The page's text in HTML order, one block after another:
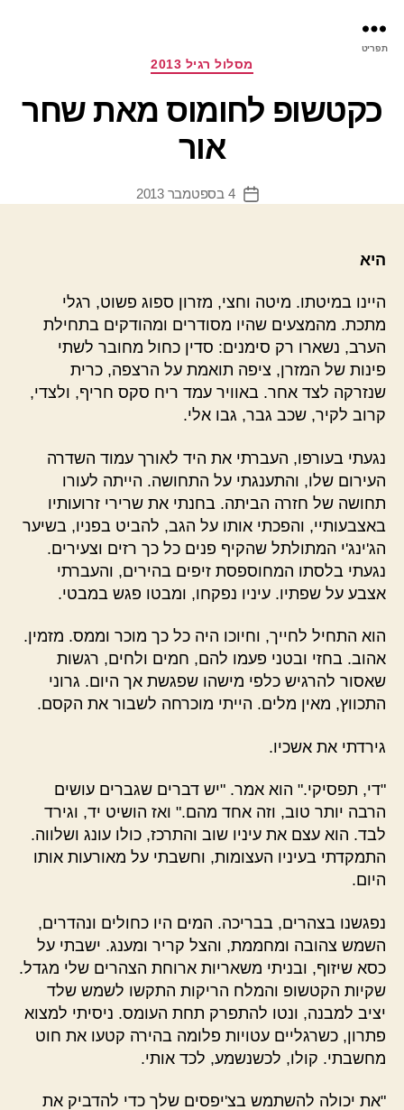
תפריט
קטגוריותמסלול רגיל 2013
כקטשופ לחומוס מאת שחר
אור
תאריך
4 בספטמבר 2013
היא
היינו במיטתו. מיטה וחצי, מזרון ספוג פשוט, רגלי
מתכת. מהמצעים שהיו מסודרים ומהודקים בתחילת
הערב, נשארו רק סימנים: סדין כחול מחובר לשתי
פינות של המזרן, ציפה תואמת על הרצפה, כרית
שנזרקה לצד אחר. באוויר עמד ריח סקס חריף, ולצדי,
קרוב לקיר, שכב גבר, גבו אלי.
נגעתי בעורפו, העברתי את היד לאורך עמוד השדרה
העירום שלו, והתענגתי על התחושה. הייתה לעורו
תחושה של חזרה הביתה. בחנתי את שרירי זרועותיו
באצבעותיי, והפכתי אותו על הגב, להביט בפניו, בשיער
הג'ינג'י המתולתל שהקיף פנים כל כך רזים וצעירים.
נגעתי בלסתו המחוספסת זיפים בהירים, והעברתי
אצבע על שפתיו. עיניו נפקחו, ומבטו פגש במבטי.
הוא התחיל לחייך, וחיוכו היה כל כך מוכר וממס. מזמין.
אהוב. בחזי ובטני פעמו להם, חמים ולחים, רגשות
שאסור להרגיש כלפי מישהו שפגשת אך היום. גרוני
התכווץ, מאין מלים. הייתי מוכרחה לשבור את הקסם.
גירדתי את אשכיו.
"די, תפסיקי." הוא אמר. "יש דברים שגברים עושים
הרבה יותר טוב, וזה אחד מהם." ואז הושיט יד, וגירד
לבד. הוא עצם את עיניו שוב והתרכז, כולו עונג ושלווה.
התמקדתי בעיניו העצומות, וחשבתי על מאורעות אותו
היום.
נפגשנו בצהרים, בבריכה. המים היו כחולים ונהדרים,
השמש צהובה ומחממת, והצל קריר ומענג. ישבתי על
כסא שיזוף, ובניתי משאריות ארוחת הצהרים שלי מגדל.
שקיות הקטשופ והמלח הריקות התקשו לשמש שלד
יציב למבנה, ונטו להתפרק תחת העומס. ניסיתי למצוא
פתרון, כשרגליים עטויות פלומה בהירה קטעו את חוט
מחשבתי. קולו, לכשנשמע, לכד אותי.
"את יכולה להשתמש בצ'יפסים שלך כדי להדביק את